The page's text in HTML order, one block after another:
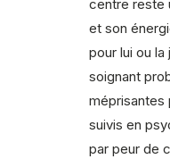
centre reste
et son
pour lui ou
soignant
méprisantes
suivis en
par peur de